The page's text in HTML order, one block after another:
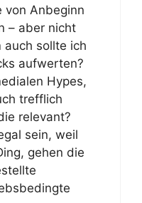
von Anbeginn
– aber nicht
auch sollte ich
aufwerten?
Hypes,
trefflich
relevant?
sein, weil
gehen die